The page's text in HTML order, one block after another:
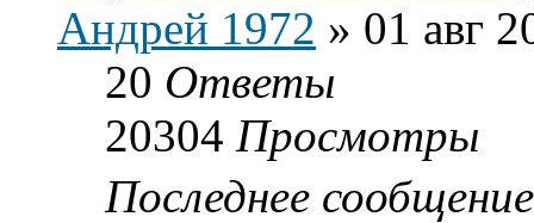
Андрей 1972 » 01 авг
20 Ответы
20304 Просмотры
Последнее